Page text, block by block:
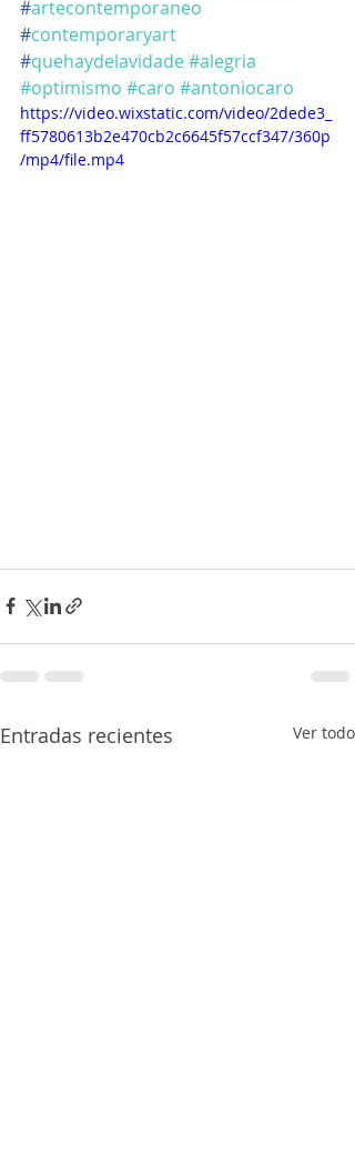
#artecontemporaneo
#contemporaryart
#quehaydelavidade#alegria
#optimismo #caro #antoniocaro
https://video.wixstatic.com/video/2dede3_
ff5780613b2e470cb2c6645f57ccf347/360p
/mp4/file.mp4
Entradas recientes Ver todo